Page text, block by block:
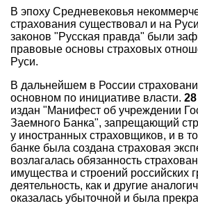
В эпоху Средневековья
страхования существовал и на
законов "Русская правда" были
правовые основы страховых
Руси.
В дальнейшем в России
основном по инициативе власти.
издан "Манифест об учреждении
Заемного Банка", запрещающий
у иностранных страховщиков, и в
банке была создана страховая
возлагалась обязанность
имущества и строений российских
деятельность, как и другие
оказалась убыточной и была